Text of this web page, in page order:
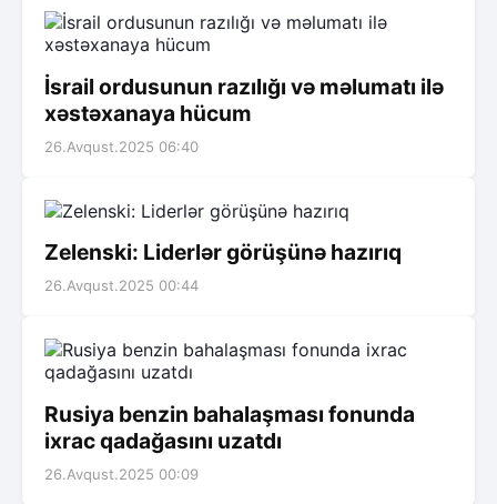
İsrail ordusunun razılığı və məlumatı ilə
xəstəxanaya hücum
26.Avqust.2025 06:40
Zelenski: Liderlər görüşünə hazırıq
26.Avqust.2025 00:44
Rusiya benzin bahalaşması fonunda
ixrac qadağasını uzatdı
26.Avqust.2025 00:09